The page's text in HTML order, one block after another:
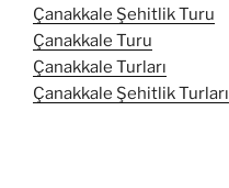
Çanakkale Şehitlik Turu
Çanakkale Turu
Çanakkale Turları
Çanakkale Şehitlik Turları